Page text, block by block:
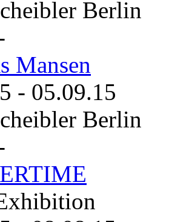
Berlin
Mansen
- 05.09.15
Berlin